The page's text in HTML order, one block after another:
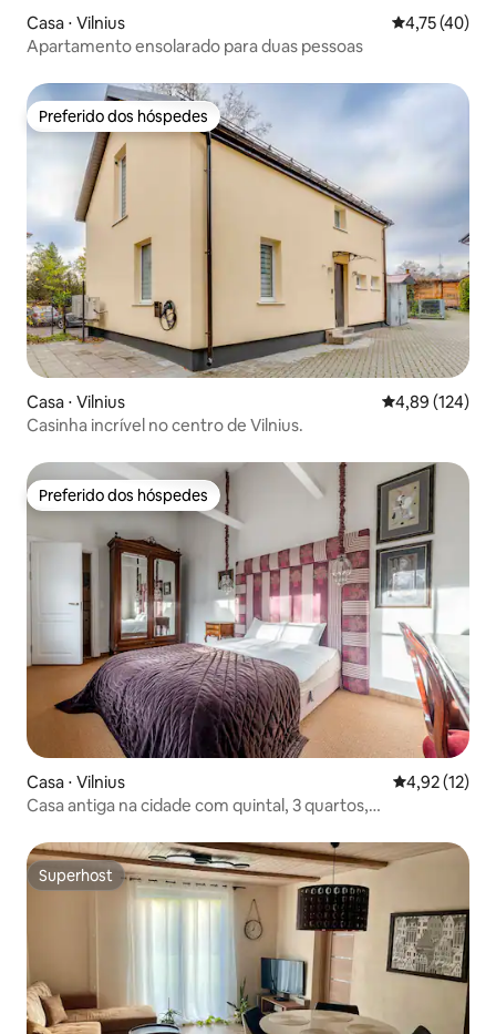
Casa ⋅ Vilnius 4,75 de uma
4,75 (40)
Apartamento ensolarado para duas pessoas
Preferido dos hóspedes
Preferido dos hóspedes
Casa ⋅ Vilnius 4,89 de uma
4,89 (124)
Casinha incrível no centro de Vilnius.
Preferido dos hóspedes
Preferido dos hóspedes
Casa ⋅ Vilnius 4,92 de uma
4,92 (12)
Casa antiga na cidade com quintal, 3 quartos,
Superhost
Superhost